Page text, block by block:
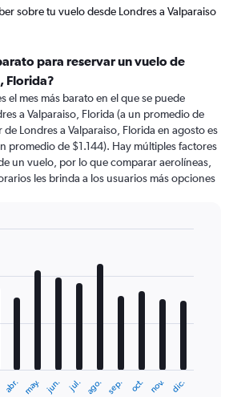
sobre tu vuelo desde Londres a Valparaiso
para reservar un vuelo de
Florida?
el mes más barato en el que se puede
a Valparaiso, Florida (a un promedio de
Londres a Valparaiso, Florida en agosto es
promedio de $1.144). Hay múltiples factores
un vuelo, por lo que comparar aerolíneas,
les brinda a los usuarios más opciones
abr. may. jun. jul. ago. sep. oct. nov. dic.